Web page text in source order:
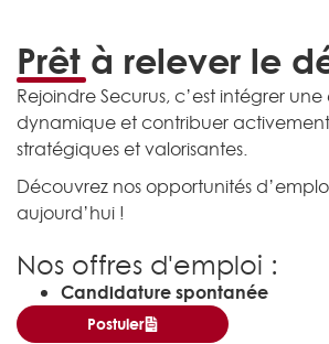
Prêt à relever le
Rejoindre Securus, c’est intégrer
dynamique et contribuer activement
stratégiques et valorisantes.
Découvrez nos opportunités
aujourd’hui !
Nos offres d'emploi :
Candidature spontanée
Postuler